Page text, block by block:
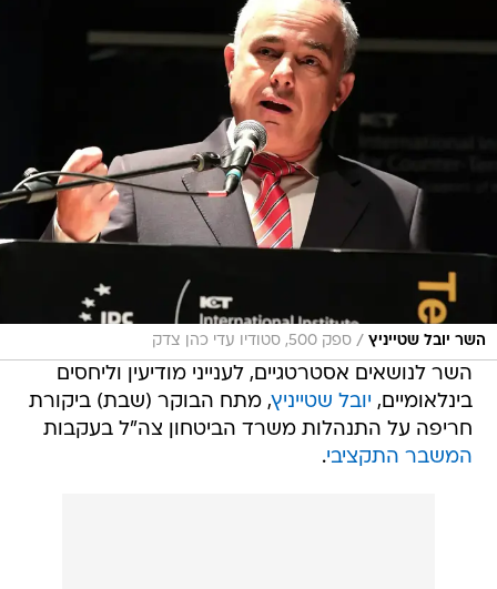
השר יובל שטייניץ / ספק 500, סטודיו עדי כהן צדק
השר לנושאים אסטרטגיים, לענייני מודיעין וליחסים
בינלאומיים, יובל שטייניץ, מתח הבוקר (שבת) ביקורת
חריפה על התנהלות משרד הביטחון צה"ל בעקבות
המשבר התקציבי.